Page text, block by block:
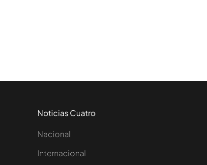
Noticias Cuatro
Nacional
Internacional